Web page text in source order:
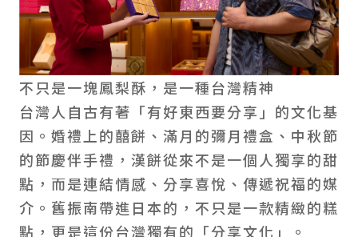
不只是一塊鳳梨酥，是一種台灣精神
台灣人自古有著「有好東西要分享」的文化基
因。婚禮上的囍餅、滿月的彌月禮盒、中秋節
的節慶伴手禮，漢餅從來不是一個人獨享的甜
點，而是連結情感、分享喜悅、傳遞祝福的媒
介。舊振南帶進日本的，不只是一款精緻的糕
點，更是這份台灣獨有的「分享文化」。